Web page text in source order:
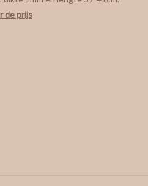
de prijs